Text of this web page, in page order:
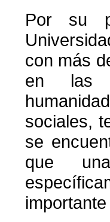
Por su
con más
en las
sociales,
se
que